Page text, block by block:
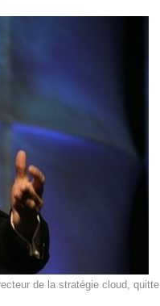
de la stratégie cloud, quitte